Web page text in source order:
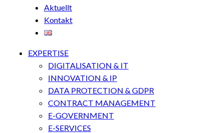
Aktuellt
Kontakt
EXPERTISE
DIGITALISATION & IT
INNOVATION & IP
DATA PROTECTION & GDPR
CONTRACT MANAGEMENT
E-GOVERNMENT
E-SERVICES